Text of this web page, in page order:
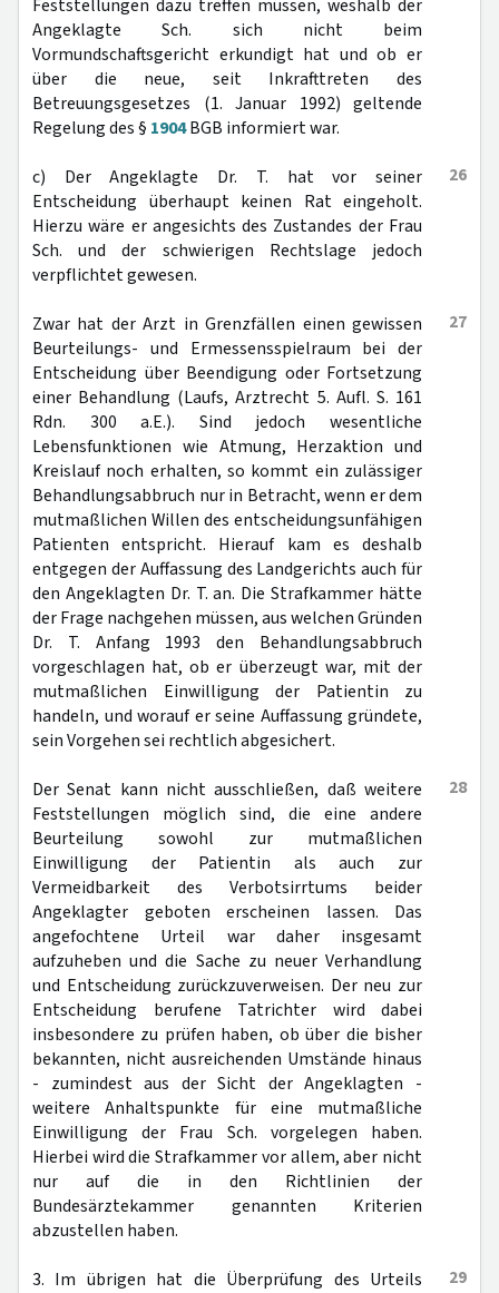
Feststellungen dazu treffen müssen, weshalb der
Angeklagte Sch. sich nicht beim
Vormundschaftsgericht erkundigt hat und ob er
über die neue, seit Inkrafttreten des
Betreuungsgesetzes (1. Januar 1992) geltende
Regelung des § 1904BGB informiert war.
26
c) Der Angeklagte Dr. T. hat vor seiner
Entscheidung überhaupt keinen Rat eingeholt.
Hierzu wäre er angesichts des Zustandes der Frau
Sch. und der schwierigen Rechtslage jedoch
verpflichtet gewesen.
27
Zwar hat der Arzt in Grenzfällen einen gewissen
Beurteilungs- und Ermessensspielraum bei der
Entscheidung über Beendigung oder Fortsetzung
einer Behandlung (Laufs, Arztrecht 5. Aufl. S. 161
Rdn. 300 a.E.). Sind jedoch wesentliche
Lebensfunktionen wie Atmung, Herzaktion und
Kreislauf noch erhalten, so kommt ein zulässiger
Behandlungsabbruch nur in Betracht, wenn er dem
mutmaßlichen Willen des entscheidungsunfähigen
Patienten entspricht. Hierauf kam es deshalb
entgegen der Auffassung des Landgerichts auch für
den Angeklagten Dr. T. an. Die Strafkammer hätte
der Frage nachgehen müssen, aus welchen Gründen
Dr. T. Anfang 1993 den Behandlungsabbruch
vorgeschlagen hat, ob er überzeugt war, mit der
mutmaßlichen Einwilligung der Patientin zu
handeln, und worauf er seine Auffassung gründete,
sein Vorgehen sei rechtlich abgesichert.
28
Der Senat kann nicht ausschließen, daß weitere
Feststellungen möglich sind, die eine andere
Beurteilung sowohl zur mutmaßlichen
Einwilligung der Patientin als auch zur
Vermeidbarkeit des Verbotsirrtums beider
Angeklagter geboten erscheinen lassen. Das
angefochtene Urteil war daher insgesamt
aufzuheben und die Sache zu neuer Verhandlung
und Entscheidung zurückzuverweisen. Der neu zur
Entscheidung berufene Tatrichter wird dabei
insbesondere zu prüfen haben, ob über die bisher
bekannten, nicht ausreichenden Umstände hinaus
- zumindest aus der Sicht der Angeklagten -
weitere Anhaltspunkte für eine mutmaßliche
Einwilligung der Frau Sch. vorgelegen haben.
Hierbei wird die Strafkammer vor allem, aber nicht
nur auf die in den Richtlinien der
Bundesärztekammer genannten Kriterien
abzustellen haben.
29
3. Im übrigen hat die Überprüfung des Urteils